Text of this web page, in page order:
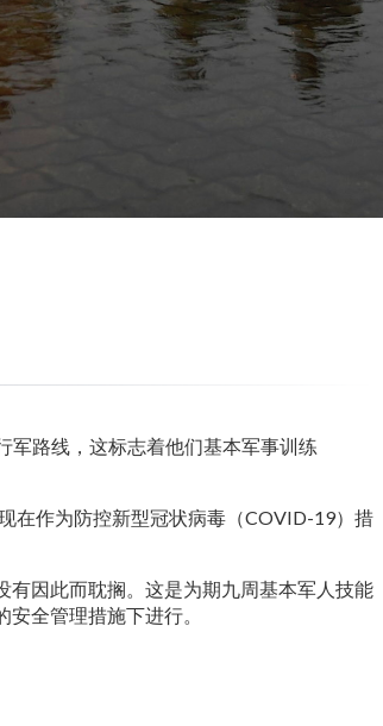
军路线，这标志着他们基本军事训练
在作为防控新型冠状病毒（COVID-19）措
因此而耽搁。这是为期九周基本军人技能
全管理措施下进行。